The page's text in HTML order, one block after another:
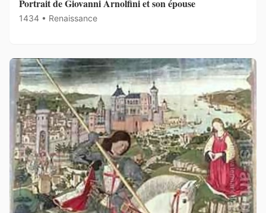
Portrait de Giovanni Arnolfini et son épouse
1434 • Renaissance